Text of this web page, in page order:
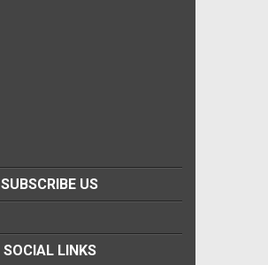
SUBSCRIBE US
SOCIAL LINKS